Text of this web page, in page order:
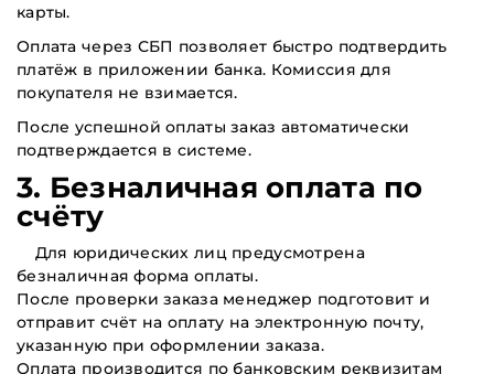
карты.
Оплата через СБП позволяет быстро подтвердить
платёж в приложении банка. Комиссия для
покупателя не взимается.
После успешной оплаты заказ автоматически
подтверждается в системе.
3. Безналичная оплата по
счёту
Для юридических лиц предусмотрена
безналичная форма оплаты.
После проверки заказа менеджер подготовит и
отправит счёт на оплату на электронную почту,
указанную при оформлении заказа.
Оплата производится по банковским реквизитам